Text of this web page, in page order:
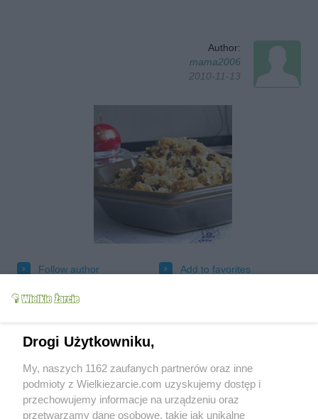
Author:
mama2006
2010-11-13
Follow author
Add to favorites
Print
Drogi Użytkowniku,
My, naszych 1162 zaufanych partnerów oraz inne
podmioty z Wielkiezarcie.com uzyskujemy dostęp i
przechowujemy informacje na urządzeniu oraz
przetwarzamy dane osobowe, takie jak unikalne